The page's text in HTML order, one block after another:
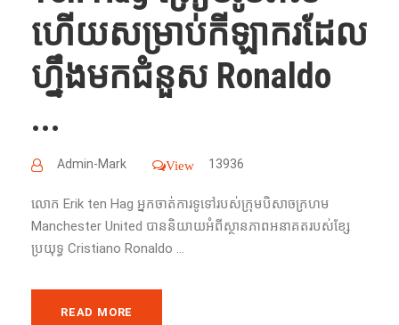
ហើយសម្រាប់កីឡាករដែល
ហ្នឹងមកជំនួស Ronaldo
...
Admin-Mark View 13936
លោក​ Erik ten Hag អ្នកចាត់ការទូទៅ​របស់​ក្រុម​បិសាច​ក្រហម​
Manchester United បាន​និយាយ​អំពី​ស្ថាន​ភាព​អនាគត​របស់​ខ្សែ​
ប្រយុទ្ធ​ Cristiano Ronaldo ...
READ MORE